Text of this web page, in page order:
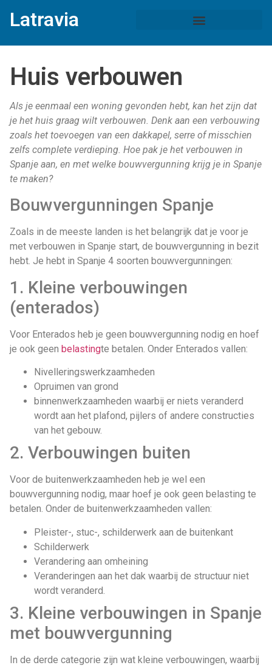
Latravia
Huis verbouwen
Als je eenmaal een woning gevonden hebt, kan het zijn dat
je het huis graag wilt verbouwen. Denk aan een verbouwing
zoals het toevoegen van een dakkapel, serre of misschien
zelfs complete verdieping. Hoe pak je het verbouwen in
Spanje aan, en met welke bouwvergunning krijg je in Spanje
te maken?
Bouwvergunningen Spanje
Zoals in de meeste landen is het belangrijk dat je voor je
met verbouwen in Spanje start, de bouwvergunning in bezit
hebt. Je hebt in Spanje 4 soorten bouwvergunningen:
1. Kleine verbouwingen
(enterados)
Voor Enterados heb je geen bouwvergunning nodig en hoef
je ook geen belastingte betalen. Onder Enterados vallen:
Nivelleringswerkzaamheden
Opruimen van grond
binnenwerkzaamheden waarbij er niets veranderd
wordt aan het plafond, pijlers of andere constructies
van het gebouw.
2. Verbouwingen buiten
Voor de buitenwerkzaamheden heb je wel een
bouwvergunning nodig, maar hoef je ook geen belasting te
betalen. Onder de buitenwerkzaamheden vallen:
Pleister-, stuc-, schilderwerk aan de buitenkant
Schilderwerk
Verandering aan omheining
Veranderingen aan het dak waarbij de structuur niet
wordt veranderd.
3. Kleine verbouwingen in Spanje
met bouwvergunning
In de derde categorie zijn wat kleine verbouwingen, waarbij